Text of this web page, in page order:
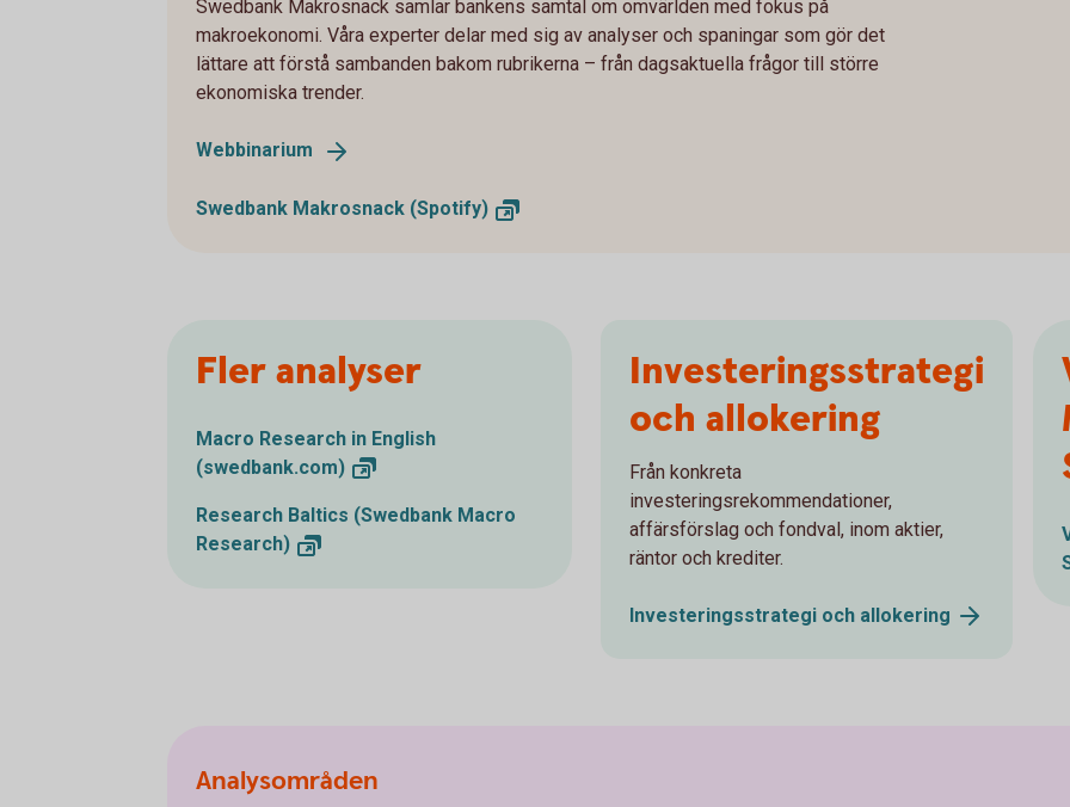
Swedbank Makrosnack samlar bankens samtal om omvärlden med fokus på
makroekonomi. Våra experter delar med sig av analyser och spaningar som gör det
lättare att förstå sambanden bakom rubrikerna – från dagsaktuella frågor till större
ekonomiska trender.
Webbinarium
Swedbank Makrosnack (Spotify)
Fler analyser
Macro Research in English
(swedbank.com)
Research Baltics (Swedbank Macro
Research)
Investeringsstrategi
och allokering
Från konkreta
investeringsrekommendationer,
affärsförslag och fondval, inom aktier,
räntor och krediter.
Investeringsstrategi och allokering
Analysområden